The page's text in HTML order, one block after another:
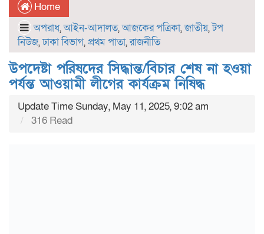
Home
অপরাধ,আইন-আদালত,আজকের পত্রিকা,জাতীয়,টপ
নিউজ,ঢাকা বিভাগ,প্রথম পাতা,রাজনীতি
উপদেষ্টা পরিষদের সিদ্ধান্ত/বিচার শেষ না হওয়া
পর্যন্ত আওয়ামী লীগের কার্যক্রম নিষিদ্ধ
Update Time Sunday, May 11, 2025, 9:02 am
316 Read